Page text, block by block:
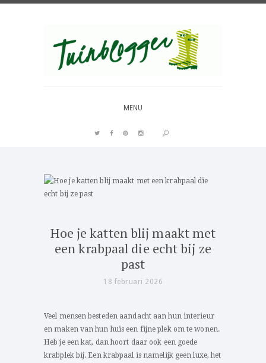
MENU
Hoe je katten blij maakt met
een krabpaal die echt bij ze
past
18 februari 2026
Veel mensen besteden aandacht aan hun interieur
en maken van hun huis een fijne plek om te wonen.
Heb je een kat, dan hoort daar ook een goede
krabplek bij. Een krabpaal is namelijk geen luxe, het